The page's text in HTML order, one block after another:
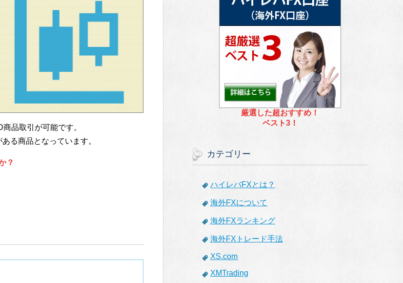
品取引が可能です。
る商品となっています。
？
厳選した超おすすめ！
ベスト3！
カテゴリー
ハイレバFXとは？
海外FXについて
海外FXランキング
海外FXトレード手法
XS.com
XMTrading